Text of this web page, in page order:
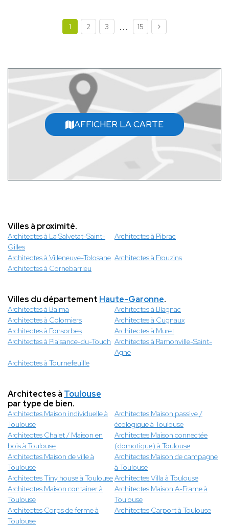
1 2 3 ... 15
AFFICHER LA CARTE
Villes à proximité.
Architectes à La Salvetat-Saint-
Gilles
Architectes à Pibrac
Architectes à Villeneuve-Tolosane Architectes à Frouzins
Architectes à Cornebarrieu
Villes du département Haute-Garonne.
Architectes à Balma
Architectes à Blagnac
Architectes à Colomiers
Architectes à Cugnaux
Architectes à Fonsorbes
Architectes à Muret
Architectes à Plaisance-du-Touch Architectes à Ramonville-Saint-
Agne
Architectes à Tournefeuille
Architectes à Toulouse
par type de bien.
Architectes Maison individuelle à
Toulouse
Architectes Maison passive /
écologique à Toulouse
Architectes Chalet / Maison en
bois à Toulouse
Architectes Maison connectée
(domotique) à Toulouse
Architectes Maison de ville à
Toulouse
Architectes Maison de campagne
à Toulouse
Architectes Tiny house à ToulouseArchitectes Villa à Toulouse
Architectes Maison container à
Toulouse
Architectes Maison A-Frame à
Toulouse
Architectes Corps de ferme à
Toulouse
Architectes Carport à Toulouse